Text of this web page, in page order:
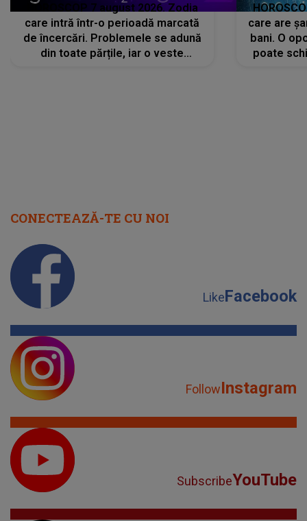
HOROSCOP 7 august 2026. Zodia
care intră într-o perioadă marcată
de încercări. Problemele se adună
din toate părțile, iar o veste
care are
bani. O
poate
CONECTEAZĂ-TE CU NOI
LikeFacebook
FollowInstagram
SubscribeYouTube